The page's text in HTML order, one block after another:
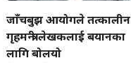
जाँचबुझ आयोगले तत्कालीन
गृहमन्त्री लेखकलाई बयानका
लागि बोलयो